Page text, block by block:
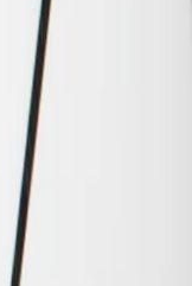
TVA:
des